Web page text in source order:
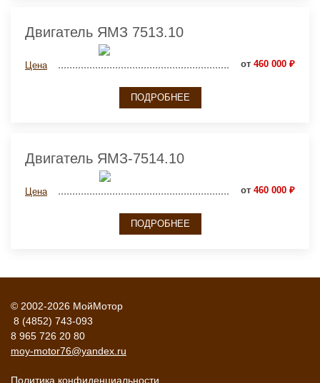
Двигатель ЯМЗ 7513.10
Цена от 460 000 ₽
ПОДРОБНЕЕ
Двигатель ЯМЗ-7514.10
Цена от 460 000 ₽
ПОДРОБНЕЕ
© 2002-2026 МойМотор
8 (4852) 743-093
8 965 726 20 80
moy-motor76@yandex.ru
Политика конфиденциальности